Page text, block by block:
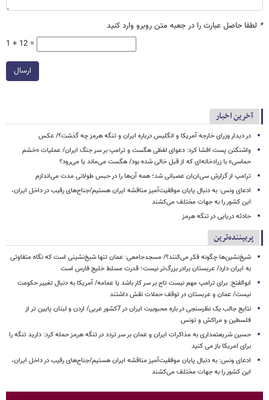
* لطفا حاصل عبارت را در جعبه متن روبرو وارد کنید
1 + 12 =
ارسال
آخرین اخبار
در دیدار وزرای خارجه آمریکا و انگلیس درباره ایران و تنگه هرمز چه گذشت؟/ عکس
واشنگتن پست افشا کرد: دعوای لفظی هگست و ترامپ بر سر جنگ ایران/ عملیات «خشم
حماسی» با زرادخانه‌ای که از قبل خالی شده بود/ هگست می‌ماند یا می‌رود؟
ترامپ از گزارش سی‌ان‌ان عصبانی شد؛ همه آن‌ها را در حبس طولانی مدت می‌اندازم
ادعای ونس: به دنبال پایان موفقیت‌آمیز مناقشه ایران هستیم/جناح‌های رقیب در داخل ایران،
این کشور را به جهات مختلف می‌کشند
حادثه دریایی در تنگه هرمز
پربیننده‌ترین
شیخ‌نشین‌ها چگونه فکر می‌کنند؟/ مسجدجامعی: عمان تنها شیخ‌نشینی است که نگاه متفاوتی
به ایران دارد/ عربستان برادر بزرگ‌تر نیست؛ قدرت مسلط خلیج فارس است
ابوالفتح: برای ترامپ مهم نیست تاج بر سر کار باشد یا عمامه/ آمریکا به دنبال تغییر حکومت
نیست/ عمان و عربستان در توقف حملات نقش داشتند
نتایج جالب یک نظرسنجی در باره محبوبیت ایران در 7کشور عربی/ اردن و لبنان پایین تر از
فلسطین و مراکش و تونس
حسین شریعتمداری به مذاکرات ایران و عمان بر سر تردد در تنگه هرمز حمله کرد: دارید تنگه را
برای امریکا باز می کنید
ادعای ونس: به دنبال پایان موفقیت‌آمیز مناقشه ایران هستیم/جناح‌های رقیب در داخل ایران،
این کشور را به جهات مختلف می‌کشند